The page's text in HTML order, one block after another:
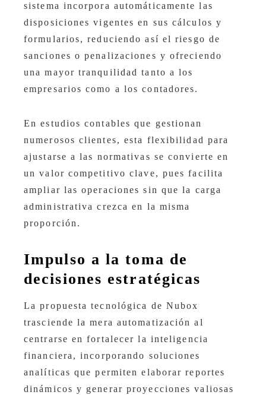
sistema incorpora automáticamente las
disposiciones vigentes en sus cálculos y
formularios, reduciendo así el riesgo de
sanciones o penalizaciones y ofreciendo
una mayor tranquilidad tanto a los
empresarios como a los contadores.
En estudios contables que gestionan
numerosos clientes, esta flexibilidad para
ajustarse a las normativas se convierte en
un valor competitivo clave, pues facilita
ampliar las operaciones sin que la carga
administrativa crezca en la misma
proporción.
Impulso a la toma de
decisiones estratégicas
La propuesta tecnológica de Nubox
trasciende la mera automatización al
centrarse en fortalecer la inteligencia
financiera, incorporando soluciones
analíticas que permiten elaborar reportes
dinámicos y generar proyecciones valiosas